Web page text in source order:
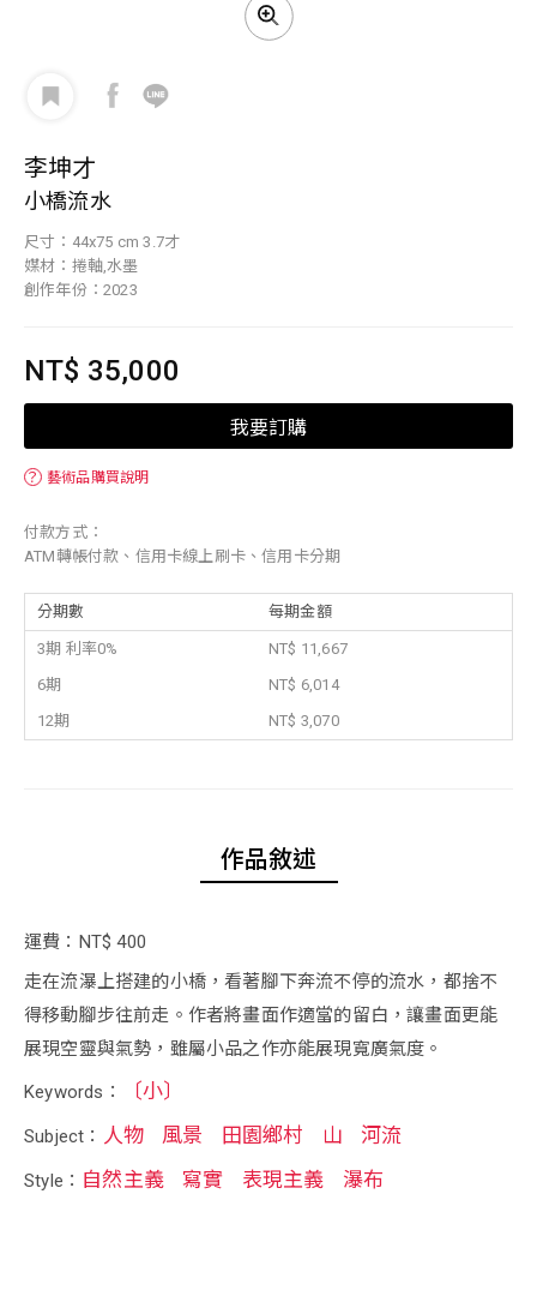
李坤才
小橋流水
尺寸：44x75 cm 3.7才
媒材：捲軸,水墨
創作年份：2023
NT$ 35,000
我要訂購
？ 藝術品購買說明
付款方式：
ATM轉帳付款、信用卡線上刷卡、信用卡分期
分期數 每期金額
3期 利率0%
NT$ 11,667
6期
NT$ 6,014
12期
NT$ 3,070
作品敘述
運費：NT$ 400
走在流瀑上搭建的小橋，看著腳下奔流不停的流水，都捨不
得移動腳步往前走。作者將畫面作適當的留白，讓畫面更能
展現空靈與氣勢，雖屬小品之作亦能展現寬廣氣度。
Keywords：
〔小〕
Subject： 人物 風景 田園鄉村 山 河流
Style： 自然主義 寫實 表現主義 瀑布